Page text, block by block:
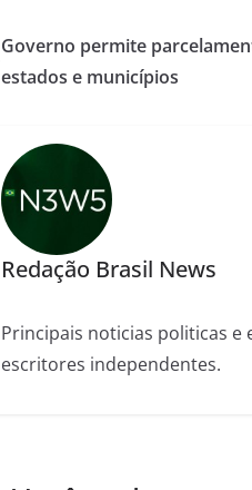
Governo permite
estados e municípios
Redação Brasil News
Principais noticias politicas e
escritores independentes.